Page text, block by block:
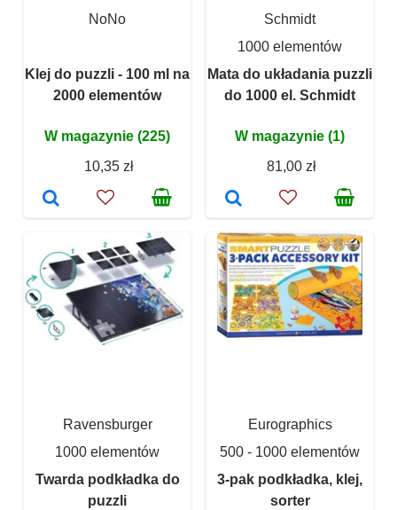
NoNo
Klej do puzzli - 100 ml na
2000 elementów
W magazynie (225)
10,35 zł
Schmidt
1000 elementów
Mata do układania puzzli
do 1000 el. Schmidt
W magazynie (1)
81,00 zł
Ravensburger
1000 elementów
Twarda podkładka do
puzzli
Eurographics
500 - 1000 elementów
3-pak podkładka, klej,
sorter